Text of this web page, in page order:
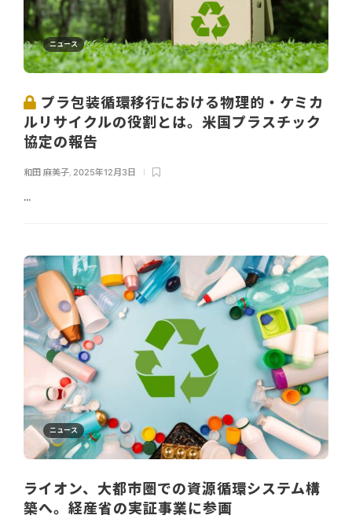
ニュース
プラ包装循環移行における物理的・ケミカ
ルリサイクルの役割とは。米国プラスチック
協定の報告
和田 麻美子 2025年12月3日
...
ニュース
ライオン、大都市圏での資源循環システム構
築へ。経産省の実証事業に参画